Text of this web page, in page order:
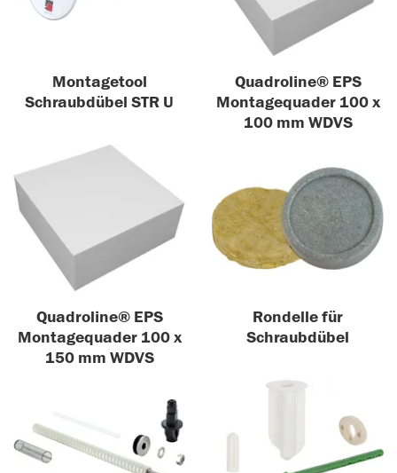
Montagetool
Schraubdübel STR U
Quadroline® EPS
Montagequader 100 x
100 mm WDVS
Quadroline® EPS
Montagequader 100 x
150 mm WDVS
Rondelle für
Schraubdübel